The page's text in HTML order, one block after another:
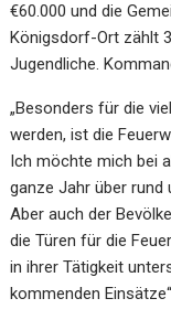
€60.000 und die
Königsdorf-Ort zählt
Jugendliche.
„Besonders für die
werden, ist die
Ich möchte mich bei
ganze Jahr über rund
Aber auch der
die Türen für die
in ihrer Tätigkeit
kommenden